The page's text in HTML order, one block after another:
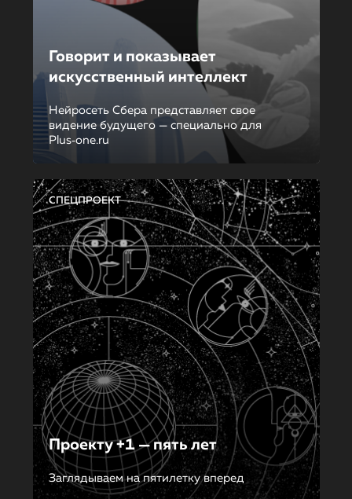
Говорит и показывает
искусственный интеллект
Нейросеть Сбера представляет свое
видение будущего — специально для
Plus‑one.ru
СПЕЦПРОЕКТ
Проекту +1 — пять лет
Заглядываем на пятилетку вперед